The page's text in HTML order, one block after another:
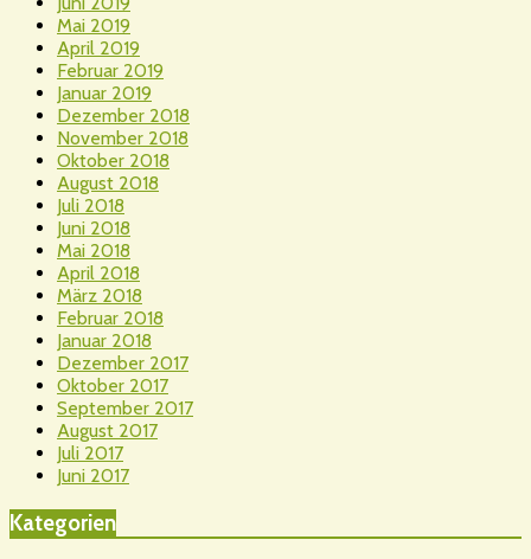
Mai 2019
April 2019
Februar 2019
Januar 2019
Dezember 2018
November 2018
Oktober 2018
August 2018
Juli 2018
Juni 2018
Mai 2018
April 2018
März 2018
Februar 2018
Januar 2018
Dezember 2017
Oktober 2017
September 2017
August 2017
Juli 2017
Juni 2017
Kategorien